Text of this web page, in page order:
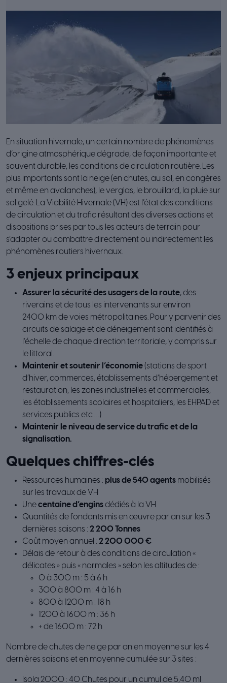
En situation hivernale, un certain nombre de phénomènes
d’origine atmosphérique dégrade, de façon importante et
souvent durable, les conditions de circulation routière. Les
plus importants sont la neige (en chutes, au sol, en congères
et même en avalanches), le verglas, le brouillard, la pluie sur
sol gelé. La Viabilité Hivernale (VH) est l’état des conditions
de circulation et du trafic résultant des diverses actions et
dispositions prises par tous les acteurs de terrain pour
s’adapter ou combattre directement ou indirectement les
phénomènes routiers hivernaux.
3 enjeux principaux
Assurer la sécurité des usagers de la route, des
riverains et de tous les intervenants sur environ
2400 km de voies métropolitaines. Pour y parvenir des
circuits de salage et de déneigement sont identifiés à
l’échelle de chaque direction territoriale, y compris sur
le littoral.
Maintenir et soutenir l’économie(stations de sport
d’hiver, commerces, établissements d’hébergement et
restauration, les zones industrielles et commerciales,
les établissements scolaires et hospitaliers, les EHPAD et
services publics etc …)
Maintenir le niveau de service du trafic et de la
signalisation.
Quelques chiffres-clés
Ressources humaines : plus de 540 agents mobilisés
sur les travaux de VH
Unecentaine d’enginsdédiés à la VH
Quantités de fondants mis en œuvre par an sur les 3
dernières saisons : 2 200 Tonnes
Coût moyen annuel : 2 200 000 €
Délais de retour à des conditions de circulation «
délicates » puis « normales » selon les altitudes de :
0 à 300 m : 5 à 6 h
300 à 800 m : 4 à 16 h
800 à 1200 m : 18 h
1200 à 1600 m : 36 h
+ de 1600 m : 72 h
Nombre de chutes de neige par an en moyenne sur les 4
dernières saisons et en moyenne cumulée sur 3 sites :
Isola 2000 : 40 Chutes pour un cumul de 5,40 ml